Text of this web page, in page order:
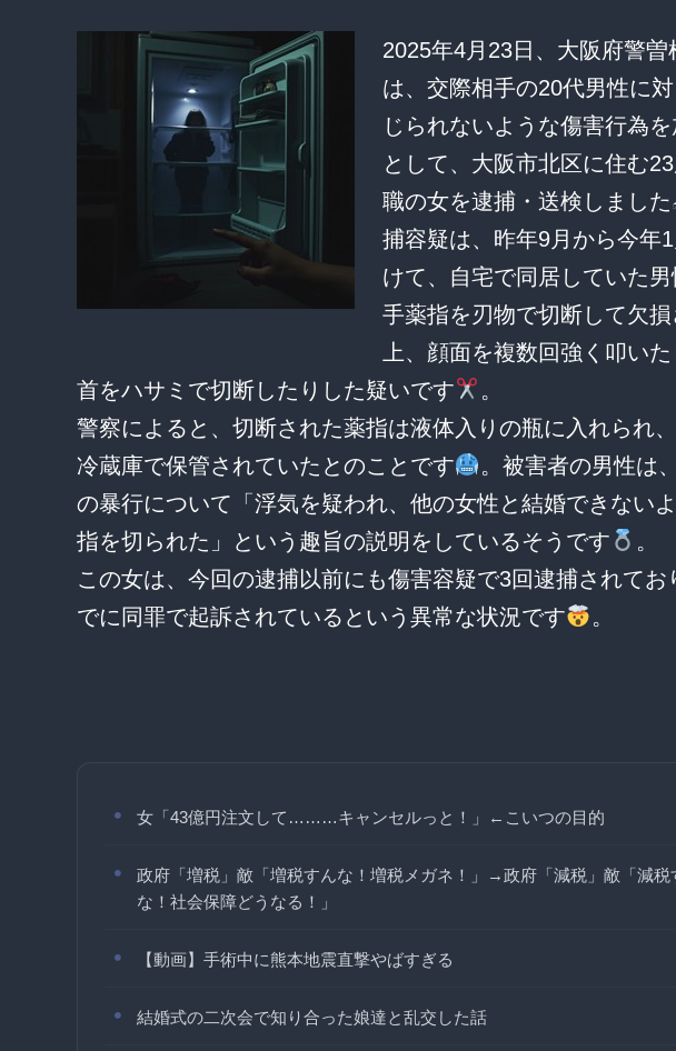
2025年4月23日、大阪府警曽
は、交際相手の20代男性に
じられないような傷害行為を
として、大阪市北区に住む
職の女を逮捕・送検しました
捕容疑は、昨年9月から今年
けて、自宅で同居していた
手薬指を刃物で切断して欠損
上、顔面を複数回強く叩い
首をハサミで切断したりした疑いです
。
警察によると、切断された薬指は液体入りの瓶に入れられ
冷蔵庫で保管されていたとのことです
。被害者の男性は
の暴行について「浮気を疑われ、他の女性と結婚できない
指を切られた」という趣旨の説明をしているそうです
。
この女は、今回の逮捕以前にも傷害容疑で3回逮捕されてお
でに同罪で起訴されているという異常な状況です
。
女「43億円注文して………キャンセルっと！」←こいつの目的
政府「増税」敵「増税すんな！増税メガネ！」→政府「減税」敵「減税
な！社会保障どうなる！」
【動画】手術中に熊本地震直撃やばすぎる
結婚式の二次会で知り合った娘達と乱交した話